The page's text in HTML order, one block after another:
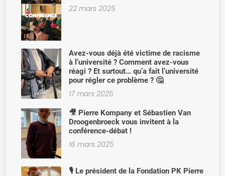
22 mars 2025
Avez-vous déjà été victime de racisme
à l’université ? Comment avez-vous
réagi ? Et surtout… qu’a fait l’université
pour régler ce problème ? 🤔
17 mars 2025
🎥 Pierre Kompany et Sébastien Van
Droogenbroeck vous invitent à la
conférence-débat !
16 mars 2025
🎙️ Le président de la Fondation PK Pierre